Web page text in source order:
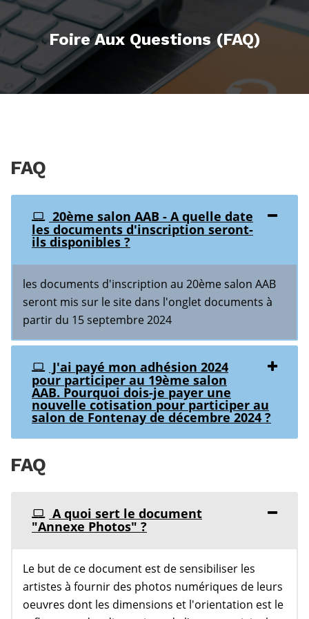
Foire Aux Questions (FAQ)
FAQ
20ème salon AAB - A quelle date
les documents d'inscription seront-
ils disponibles ?
les documents d'inscription au 20ème salon AAB
seront mis sur le site dans l'onglet documents à
partir du 15 septembre 2024
J'ai payé mon adhésion 2024
pour participer au 19ème salon
AAB. Pourquoi dois-je payer une
nouvelle cotisation pour participer au
salon de Fontenay de décembre 2024 ?
FAQ
A quoi sert le document
"Annexe Photos" ?
Le but de ce document est de sensibiliser les
artistes à fournir des photos numériques de leurs
oeuvres dont les dimensions et l'orientation est le